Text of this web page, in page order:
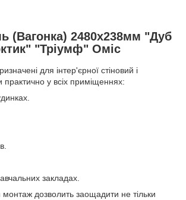
(Вагонка) 2480х238мм "Дуб
"Тріумф" Оміс
для інтер'єрної стіновий і
практично у всіх приміщеннях:
закладах.
монтаж дозволить заощадити не тільки